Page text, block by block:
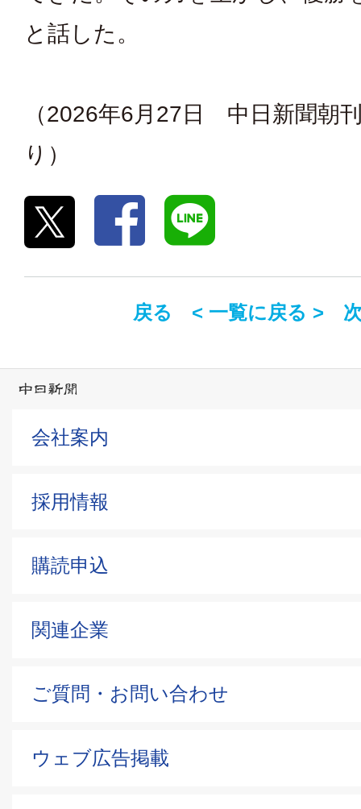
と話した。
（2026年6月27日 中日新聞朝
り）
戻る < 一覧に戻る >
会社案内
採用情報
購読申込
関連企業
ご質問・お問い合わせ
ウェブ広告掲載